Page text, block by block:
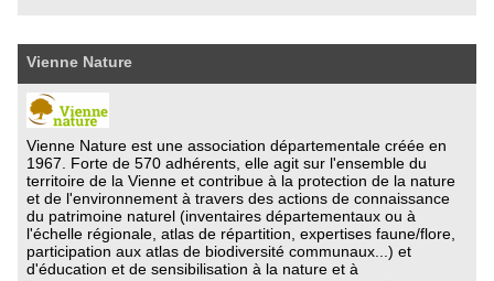
Vienne Nature
Vienne Nature est une association départementale créée en
1967. Forte de 570 adhérents, elle agit sur l'ensemble du
territoire de la Vienne et contribue à la protection de la nature
et de l'environnement à travers des actions de connaissance
du patrimoine naturel (inventaires départementaux ou à
l'échelle régionale, atlas de répartition, expertises faune/flore,
participation aux atlas de biodiversité communaux...) et
d'éducation et de sensibilisation à la nature et à